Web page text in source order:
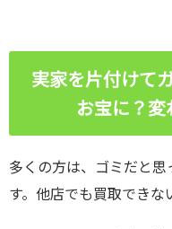
実家を片付けて
お宝に？
多くの方は、ゴミだと
す。他店でも買取できな